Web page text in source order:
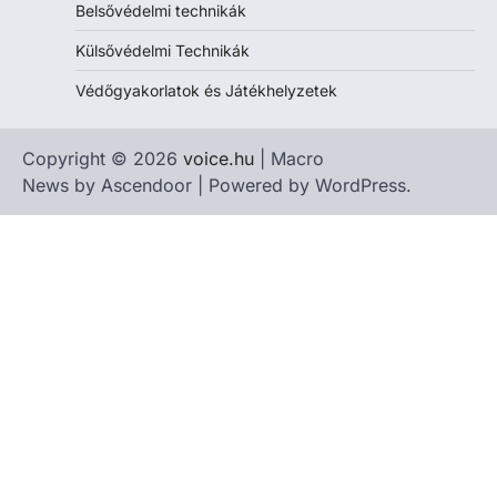
Belsővédelmi technikák
Külsővédelmi Technikák
Védőgyakorlatok és Játékhelyzetek
Copyright © 2026 voice.hu | Macro
News by Ascendoor | Powered by WordPress.